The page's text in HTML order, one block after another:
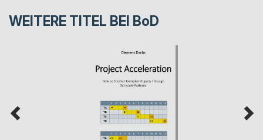
WEITERE TITEL BEI BoD